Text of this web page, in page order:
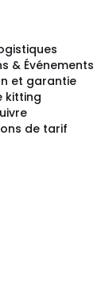
& Événements
et garantie
kitting
de tarif